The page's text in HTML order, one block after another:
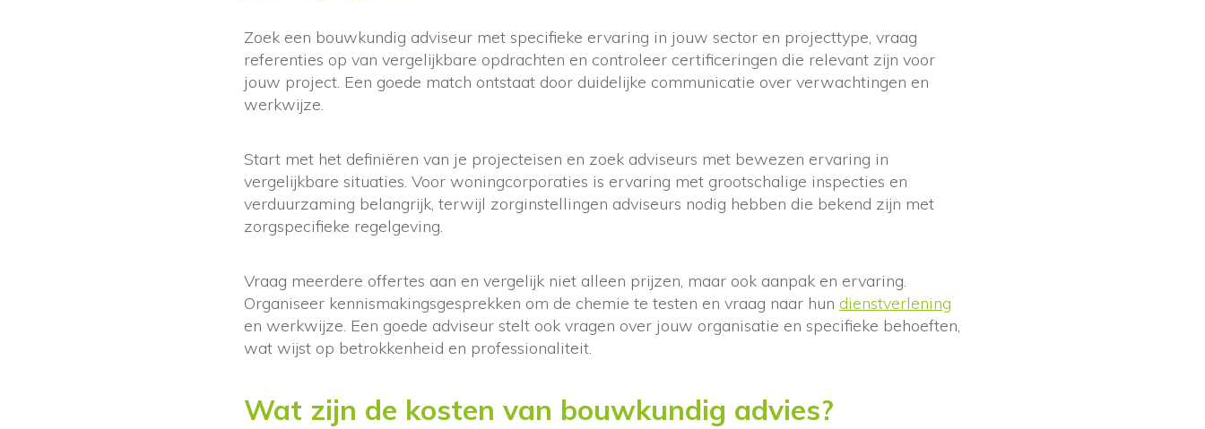
Zoek een bouwkundig adviseur met specifieke ervaring in jouw sector en projecttype, vraag
referenties op van vergelijkbare opdrachten en controleer certificeringen die relevant zijn voor
jouw project. Een goede match ontstaat door duidelijke communicatie over verwachtingen en
werkwijze.
Start met het definiëren van je projecteisen en zoek adviseurs met bewezen ervaring in
vergelijkbare situaties. Voor woningcorporaties is ervaring met grootschalige inspecties en
verduurzaming belangrijk, terwijl zorginstellingen adviseurs nodig hebben die bekend zijn met
zorgspecifieke regelgeving.
Vraag meerdere offertes aan en vergelijk niet alleen prijzen, maar ook aanpak en ervaring.
Organiseer kennismakingsgesprekken om de chemie te testen en vraag naar hun dienstverlening
en werkwijze. Een goede adviseur stelt ook vragen over jouw organisatie en specifieke behoeften,
wat wijst op betrokkenheid en professionaliteit.
Wat zijn de kosten van bouwkundig advies?